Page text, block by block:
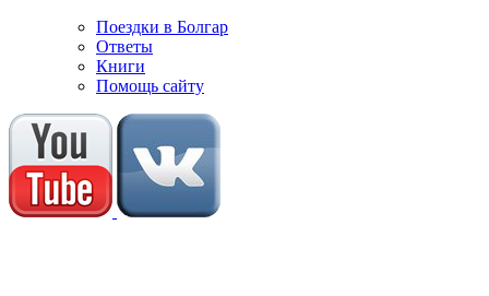
Поездки в Болгар
Ответы
Книги
Помощь сайту